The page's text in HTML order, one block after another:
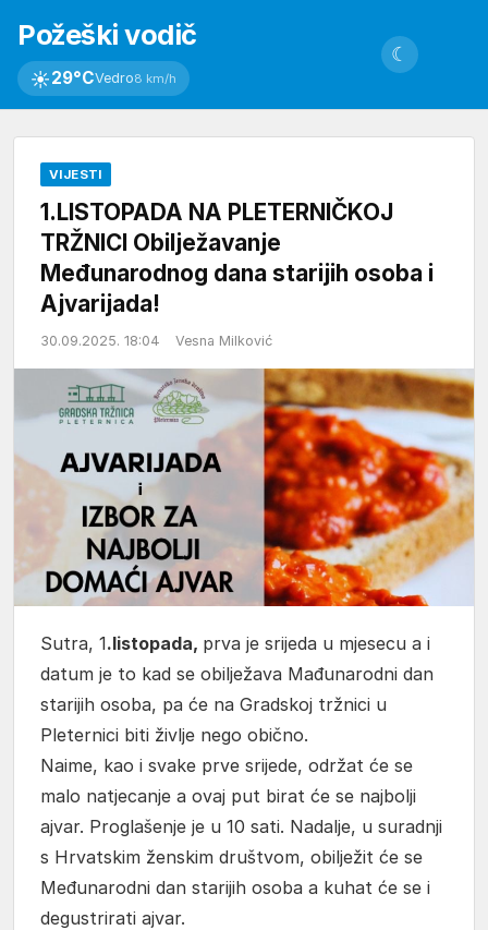
Požeški vodič
☀29°CVedro8 km/h
☾
VIJESTI
1.LISTOPADA NA PLETERNIČKOJ
TRŽNICI Obilježavanje
Međunarodnog dana starijih osoba i
Ajvarijada!
30.09.2025. 18:04 Vesna Milković
Sutra, 1.listopada, prva je srijeda u mjesecu a i
datum je to kad se obilježava Mađunarodni dan
starijih osoba, pa će na Gradskoj tržnici u
Pleternici biti življe nego obično.
Naime, kao i svake prve srijede, održat će se
malo natjecanje a ovaj put birat će se najbolji
ajvar. Proglašenje je u 10 sati. Nadalje, u suradnji
s Hrvatskim ženskim društvom, obilježit će se
Međunarodni dan starijih osoba a kuhat će se i
degustrirati ajvar.